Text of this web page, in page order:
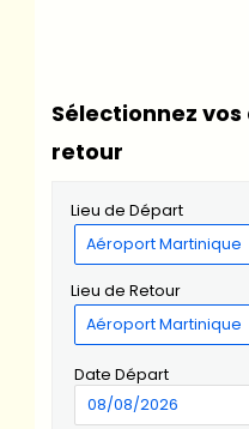
Sélectionnez
retour
Lieu de Départ
Lieu de Retour
Date Départ